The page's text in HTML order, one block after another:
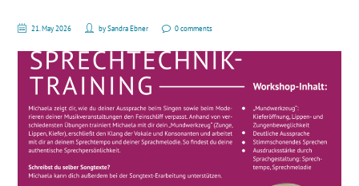
21. May 2026 bySandra Ebner 0 comments